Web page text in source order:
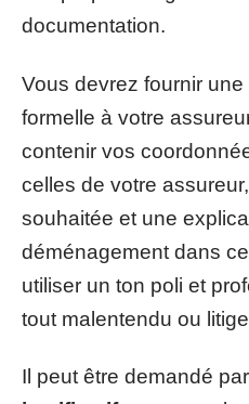
documentation.
Vous devrez fournir une
formelle à votre
contenir vos
celles de votre
souhaitée et une
déménagement dans
utiliser un ton poli et
tout malentendu ou
Il peut être demandé